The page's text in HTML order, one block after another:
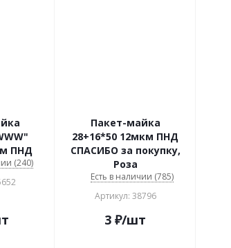
ПНД
(240)
Пакет-майка
28+16*50 12мкм ПНД
СПАСИБО за покупку,
Роза
Есть в наличии (785)
Артикул: 38796
3 ₽/шт